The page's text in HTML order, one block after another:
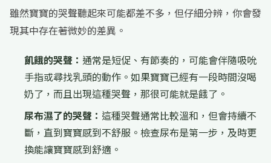
雖然寶寶的哭聲聽起來可能都差不多，但仔細分辨，你會發
現其中存在著微妙的差異。
飢餓的哭聲： 通常是短促、有節奏的，可能會伴隨吸吮
手指或尋找乳頭的動作。如果寶寶已經有一段時間沒喝
奶了，而且出現這種哭聲，那很可能就是餓了。
尿布濕了的哭聲： 這種哭聲通常比較溫和，但會持續不
斷，直到寶寶感到不舒服。檢查尿布是第一步，及時更
換能讓寶寶感到舒適。